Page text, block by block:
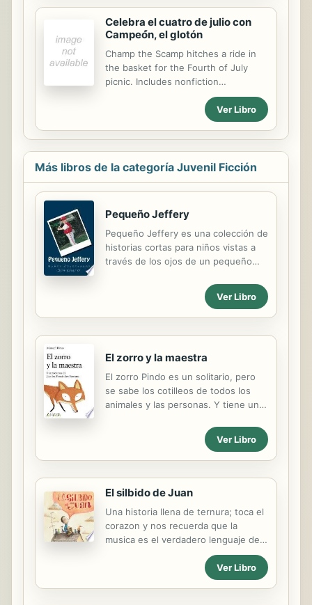
Celebra el cuatro de julio con
Campeó́n, el glotón
Champ the Scamp hitches a ride in
the basket for the Fourth of July
picnic. Includes nonfiction
information about the holiday.
Ver Libro
Más libros de la categoría Juvenil Ficción
Pequeño Jeffery
Pequeño Jeffery es una colección de
historias cortas para niños vistas a
través de los ojos de un pequeño
Ver Libro
El zorro y la maestra
El zorro Pindo es un solitario, pero
se sabe los cotilleos de todos los
animales y las personas. Y tiene un
hipnotizar a cualquiera con sus "ojos
de linterna". Consiguió ese poder
viendo cómo el sol, al atardecer,
fundirse con el mar. Pero la maestra
gallinas y se burle de su perro
guardián, va a demostrar al zorro que
ella también tiene una magia muy
Ver Libro
El silbido de Juan
Una historia llena de ternura; toca el
corazon y nos recuerda que la
musica es el verdadero lenguaje del
alma y que no existen diferencias
que no puedan solventarse con
buenas intenciones y amistad. A tale
Ver Libro